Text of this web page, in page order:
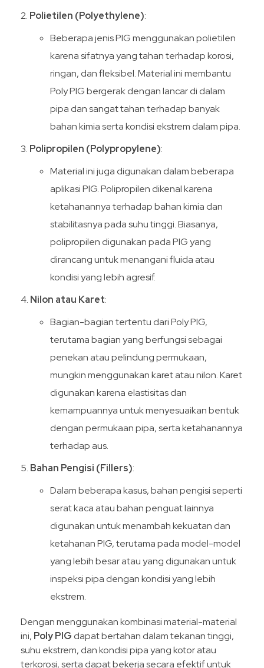
Polietilen (Polyethylene):
Beberapa jenis PIG menggunakan polietilen
karena sifatnya yang tahan terhadap korosi,
ringan, dan fleksibel. Material ini membantu
Poly PIG bergerak dengan lancar di dalam
pipa dan sangat tahan terhadap banyak
bahan kimia serta kondisi ekstrem dalam pipa.
Polipropilen (Polypropylene):
Material ini juga digunakan dalam beberapa
aplikasi PIG. Polipropilen dikenal karena
ketahanannya terhadap bahan kimia dan
stabilitasnya pada suhu tinggi. Biasanya,
polipropilen digunakan pada PIG yang
dirancang untuk menangani fluida atau
kondisi yang lebih agresif.
Nilon atau Karet:
Bagian-bagian tertentu dari Poly PIG,
terutama bagian yang berfungsi sebagai
penekan atau pelindung permukaan,
mungkin menggunakan karet atau nilon. Karet
digunakan karena elastisitas dan
kemampuannya untuk menyesuaikan bentuk
dengan permukaan pipa, serta ketahanannya
terhadap aus.
Bahan Pengisi (Fillers):
Dalam beberapa kasus, bahan pengisi seperti
serat kaca atau bahan penguat lainnya
digunakan untuk menambah kekuatan dan
ketahanan PIG, terutama pada model-model
yang lebih besar atau yang digunakan untuk
inspeksi pipa dengan kondisi yang lebih
ekstrem.
Dengan menggunakan kombinasi material-material
ini, Poly PIG dapat bertahan dalam tekanan tinggi,
suhu ekstrem, dan kondisi pipa yang kotor atau
terkorosi, serta dapat bekerja secara efektif untuk